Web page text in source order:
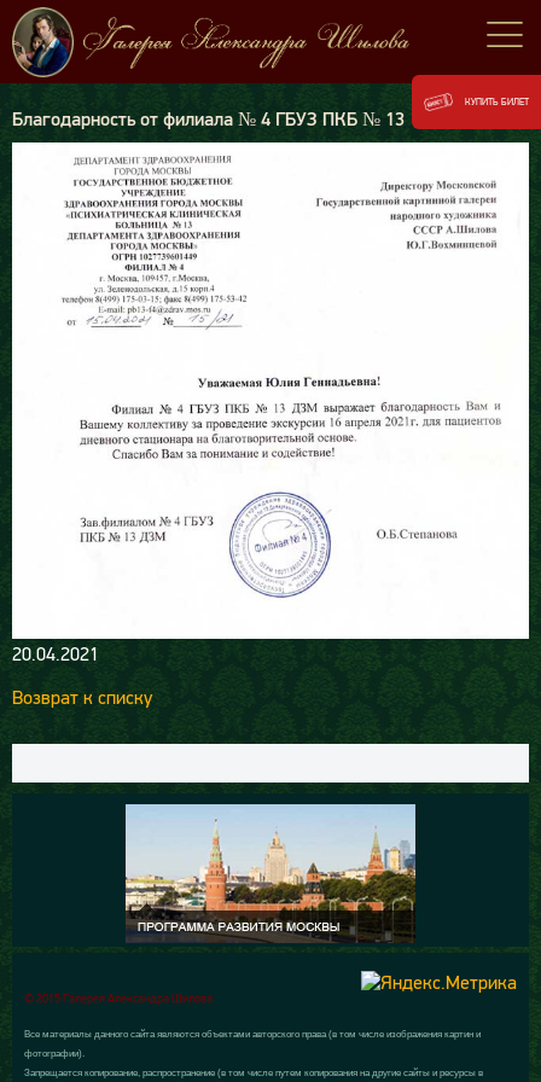
Благодарность от филиала № 4 ГБУЗ ПКБ № 13
20.04.2021
Возврат к списку
© 2015 Галерея Александра Шилова
Все материалы данного сайта являются объектами авторского права (в том числе изображения картин и
фотографии).
Запрещается копирование, распространение (в том числе путем копирования на другие сайты и ресурсы в
КУПИТЬ БИЛЕТ